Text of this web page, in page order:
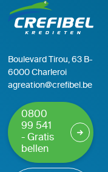
Boulevard Tirou, 63 B-
6000 Charleroi
agreation@crefibel.be
0800
99 541
- Gratis
bellen